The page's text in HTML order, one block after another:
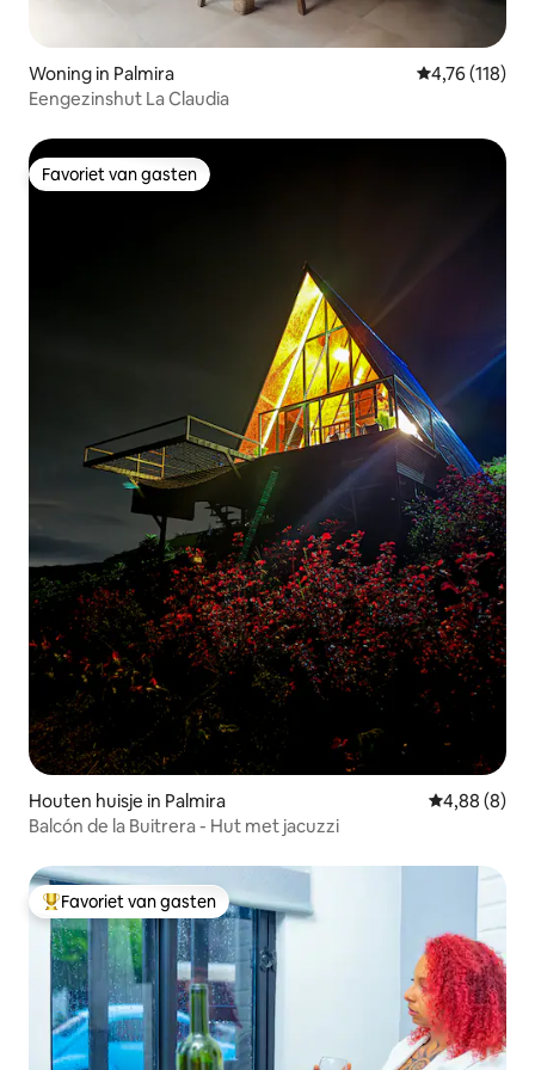
Woning in Palmira Gemiddelde
4,76 (118)
Eengezinshut La Claudia
Favoriet van gasten
Favoriet van gasten
Houten huisje in Palmira Gemiddelde
4,88 (8)
Balcón de la Buitrera - Hut met jacuzzi
Topfavoriet van gasten
Favoriet van gasten